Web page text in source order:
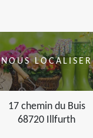
NOUS LOCALISER
17 chemin du Buis
68720 Illfurth